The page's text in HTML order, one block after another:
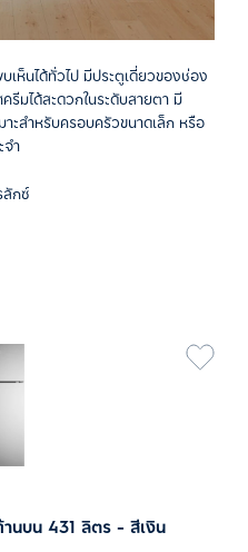
เห็นได้ทั่วไป มีประตูเดี่ยวของช่อง
มได้สะดวกในระดับสายตา มี
ะสำหรับครอบครัวขนาดเล็ก หรือ
ำ
กซ์
นบน 431 ลิตร - สีเงิน